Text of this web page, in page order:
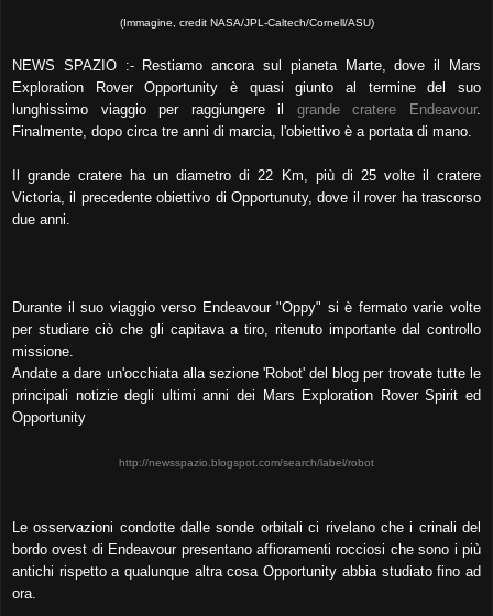
(Immagine, credit NASA/JPL-Caltech/Cornell/ASU)
NEWS SPAZIO :- Restiamo ancora sul pianeta Marte, dove il Mars
Exploration Rover Opportunity è quasi giunto al termine del suo
lunghissimo viaggio per raggiungere il grande cratere Endeavour.
Finalmente, dopo circa tre anni di marcia, l'obiettivo è a portata di mano.
Il grande cratere ha un diametro di 22 Km, più di 25 volte il cratere
Victoria, il precedente obiettivo di Opportunuty, dove il rover ha trascorso
due anni.
Durante il suo viaggio verso Endeavour "Oppy" si è fermato varie volte
per studiare ciò che gli capitava a tiro, ritenuto importante dal controllo
missione.
Andate a dare un'occhiata alla sezione 'Robot' del blog per trovate tutte le
principali notizie degli ultimi anni dei Mars Exploration Rover Spirit ed
Opportunity
http://newsspazio.blogspot.com/search/label/robot
Le osservazioni condotte dalle sonde orbitali ci rivelano che i crinali del
bordo ovest di Endeavour presentano affioramenti rocciosi che sono i più
antichi rispetto a qualunque altra cosa Opportunity abbia studiato fino ad
ora.